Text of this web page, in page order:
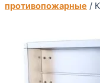
противопожарные /